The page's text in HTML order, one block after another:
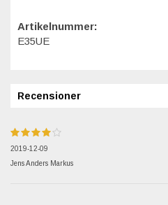
Artikelnummer:
E35UE
Recensioner
2019-12-09
Jens Anders Markus